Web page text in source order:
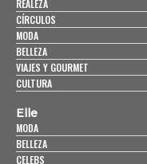
REALEZA
CÍRCULOS
MODA
BELLEZA
VIAJES Y GOURMET
CULTURA
Elle
MODA
BELLEZA
CELEBS